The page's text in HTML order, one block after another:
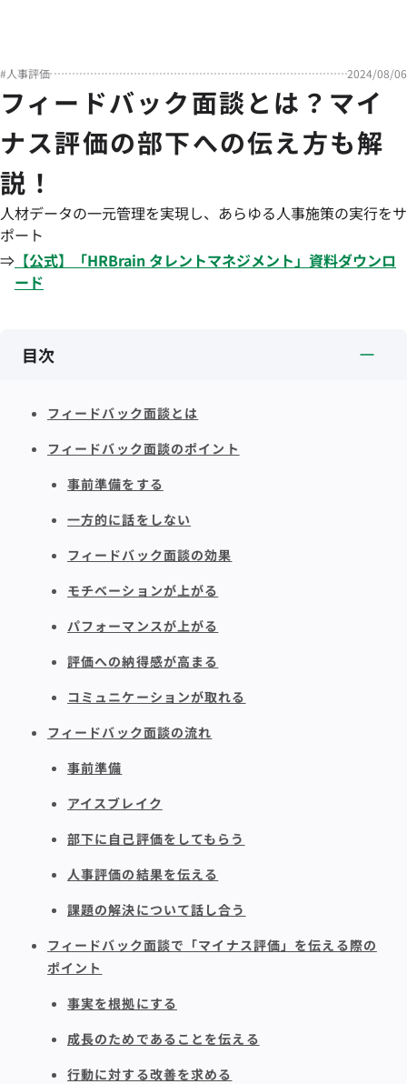
#人事評価 2024/08/06
フィードバック面談とは？マイ
ナス評価の部下への伝え方も解
説！
人材データの一元管理を実現し、あらゆる人事施策の実行をサ
ポート
⇒ 【公式】「HRBrain タレントマネジメント」資料ダウンロ
ード
目次
フィードバック面談とは
フィードバック面談のポイント
事前準備をする
一方的に話をしない
フィードバック面談の効果
モチベーションが上がる
パフォーマンスが上がる
評価への納得感が高まる
コミュニケーションが取れる
フィードバック面談の流れ
事前準備
アイスブレイク
部下に自己評価をしてもらう
人事評価の結果を伝える
課題の解決について話し合う
フィードバック面談で「マイナス評価」を伝える際の
ポイント
事実を根拠にする
成長のためであることを伝える
行動に対する改善を求める